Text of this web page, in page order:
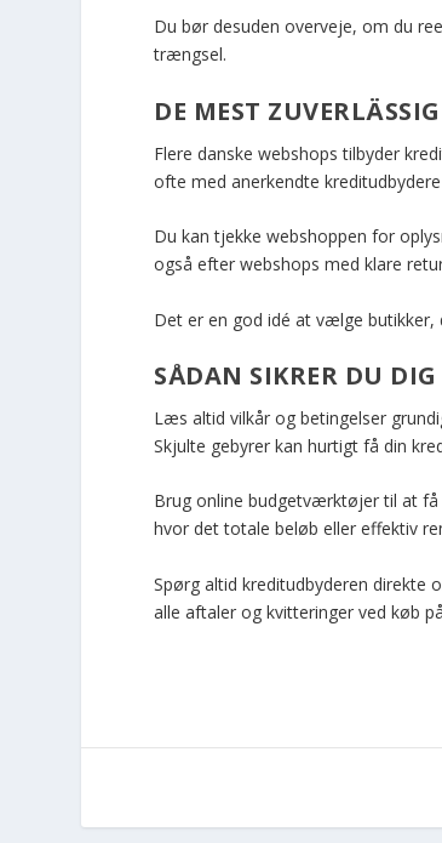
Du bør desuden overveje, om du
trængsel.
DE MEST
Flere danske webshops tilbyder
ofte med anerkendte
Du kan tjekke webshoppen for
også efter webshops med klare
Det er en god idé at vælge
SÅDAN SIKRER DU
Læs altid vilkår og betingelser
Skjulte gebyrer kan hurtigt få din
Brug online budgetværktøjer til at få
hvor det totale beløb eller effektiv
Spørg altid kreditudbyderen direkte
alle aftaler og kvitteringer ved køb